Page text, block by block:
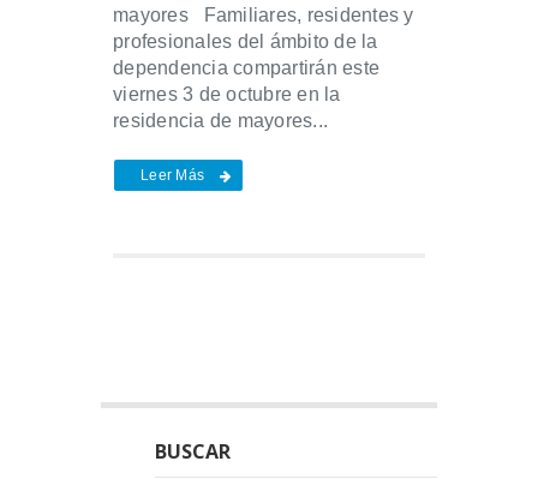
mayores Familiares, residentes y
profesionales del ámbito de la
dependencia compartirán este
viernes 3 de octubre en la
residencia de mayores...
Leer Más
BUSCAR